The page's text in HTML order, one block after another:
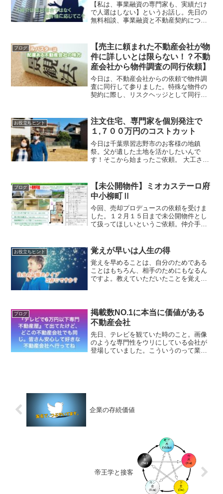
【私は、事業融資の専門家も、実績だけ
で人選はしない】というお話し。先日の
無料相談、事業融資と不動産契約につい
てきたというお礼のお電話を頂きまし
た。３０代で知っておきたい...
ブログ
【売主に頼まれた不動産会社が物
件に詳しいとは限らない！？不動
産会社から物件調査の同行依頼】
今日は、不動産会社からの依頼で物件調
査に同行して参りました。特殊な物件の
契約に際し、リスクヘッジとして同行し
の物件所在地は、馴染みの無い地域。し
かも、売主様から売却活動...
お役立ちヒント
注文住宅、専門家を個別発注で
１,７００万円のコストカット
今日は千葉県習志野市のお客様の地鎮
祭。父が遺した土地を活かしたいんで
す！そこから始まったご依頼。 大工さん
しのお金も理解したい 不動産屋さんでは
出来ない相談まで出来るこ...
ブログ
【未公開物件】ミオカステーロ府
中小柳町Ⅱ
今回、売却プロデュースの依頼を受けま
した。１２月１５日まで未公開物件とし
て扱ってほしいというご依頼。仲介手数
可能です。お気軽にどうぞ。『不動産屋
さんの前に知っておくこと...
お役立ちヒント 覚えが早いは人生の得
覚えを早めることは、自分のためである
ことはもちろん、相手のためにもなるん
ですよ。教えていただいたことを覚える
思われ、教えてくれた相手の...
ブログ
掲載数NO.1に本当に価値がある
不動産会社
先日、テレビを観ていた時のこと。画像
のような専門性をウリにしている会社が
登場していました。こういうのって業界
企業の存続価値
帝王学と接客